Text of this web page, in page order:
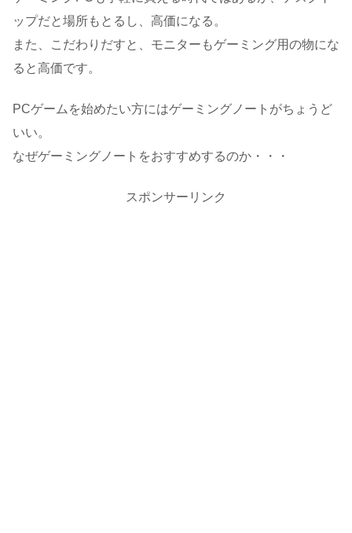
ップだと場所もとるし、高価になる。
また、こだわりだすと、モニターもゲーミング用の物にな
ると高価です。
PCゲームを始めたい方にはゲーミングノートがちょうど
いい。
なぜゲーミングノートをおすすめするのか・・・
スポンサーリンク